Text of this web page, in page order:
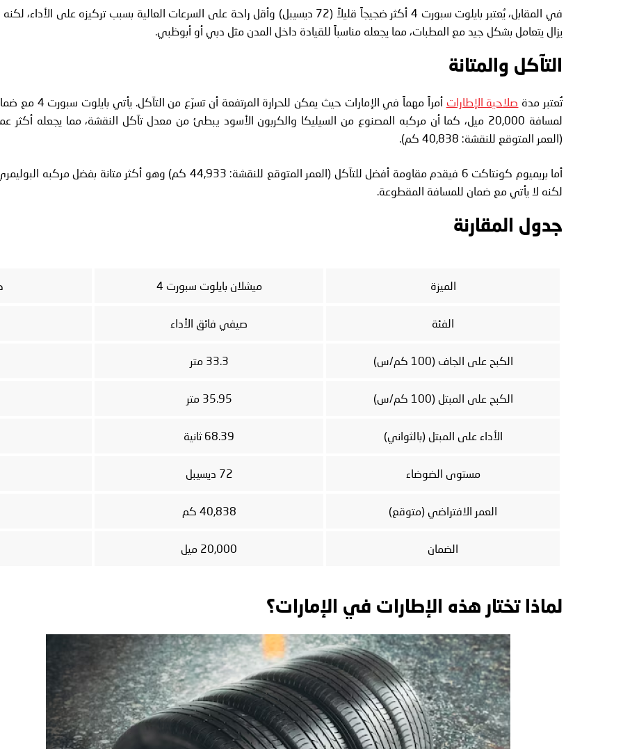
في المقابل، يُعتبر بايلوت سبورت 4 أكثر ضجيجاً قليلاً (72 ديسيبل) وأقل راحة على السرعات العالية بسبب تركيزه على الأداء،
يزال يتعامل بشكل جيد مع المطبات، مما يجعله مناسباً للقيادة داخل المدن مثل دبي أو أبوظبي.
التآكل والمتانة
تُعتبر مدة صلاحية الإطارات
أمراً مهماً في الإمارات حيث يمكن للحرارة المرتفعة أن تسرّع من التآكل. يأتي
لمسافة 20,000 ميل، كما أن مركبه المصنوع من السيليكا والكربون الأسود يبطئ من معدل تآكل النقشة، مما يجعله أكثر
(العمر المتوقع للنقشة: 40,838 كم).
أما بريميوم كونتاكت 6 فيقدم مقاومة أفضل للتآكل (العمر المتوقع للنقشة: 44,933 كم) وهو أكثر متانة بفضل مركبه
لكنه لا يأتي مع ضمان للمسافة المقطوعة.
جدول المقارنة
الميزة ميشلان بايلوت سبورت 4
الفئة صيفي فائق الأداء
الكبح على الجاف (100 كم/س) 33.3 متر
الكبح على المبتل (100 كم/س) 35.95 متر
الأداء على المبتل (بالثواني) 68.39 ثانية
مستوى الضوضاء 72 ديسيبل
العمر الافتراضي (متوقع) 40,838 كم
الضمان 20,000 ميل
لماذا تختار هذه الإطارات في الإمارات؟